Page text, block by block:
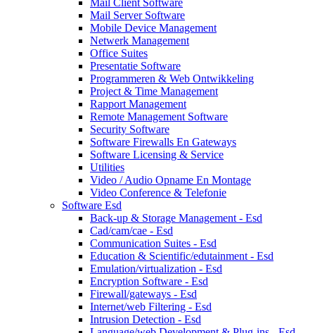
Mail Server Software
Mobile Device Management
Netwerk Management
Office Suites
Presentatie Software
Programmeren & Web Ontwikkeling
Project & Time Management
Rapport Management
Remote Management Software
Security Software
Software Firewalls En Gateways
Software Licensing & Service
Utilities
Video / Audio Opname En Montage
Video Conference & Telefonie
Software Esd
Back-up & Storage Management - Esd
Cad/cam/cae - Esd
Communication Suites - Esd
Education & Scientific/edutainment - Esd
Emulation/virtualization - Esd
Encryption Software - Esd
Firewall/gateways - Esd
Internet/web Filtering - Esd
Intrusion Detection - Esd